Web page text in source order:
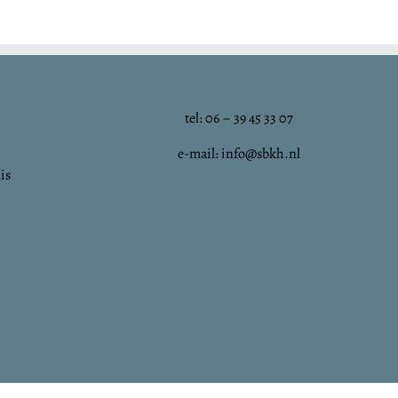
tel: 06 – 39 45 33 07
e-mail: info@sbkh.nl